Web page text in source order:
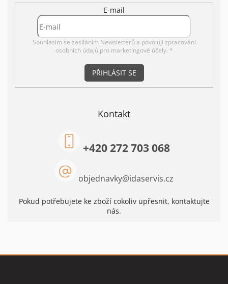
ý
p
s
u
E-mail
Souhlasím se zasíláním Newsletterů a povoluji zpracování
osobních údajů pro marketingové účely. *
PŘIHLÁSIT SE
Kontakt
objednavky@idaservis.cz
+420 272 703 068
Pokud potřebujete ke zboží cokoliv upřesnit, kontaktujte
nás.